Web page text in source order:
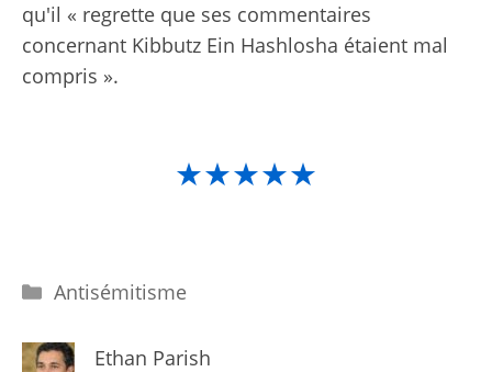
qu'il « regrette que ses commentaires
concernant Kibbutz Ein Hashlosha étaient mal
compris ».
★★★★★
Catégories
Antisémitisme
Ethan Parish